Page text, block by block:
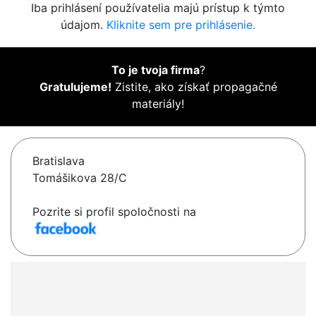
Iba prihlásení používatelia majú prístup k týmto
údajom. Kliknite sem pre prihlásenie.
To je tvoja firma?
Gratulujeme! Zistite, ako získať propagačné
materiály!
Bratislava
Tomášikova 28/C
Pozrite si profil spoločnosti na